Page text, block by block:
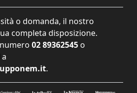
o domanda, il nostro
completa disposizione.
02 89362545 o
.